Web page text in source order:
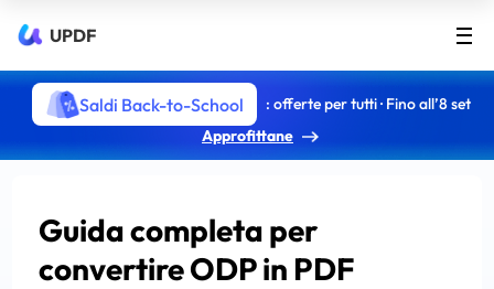
UPDF
Saldi Back-to-School
: offerte per tutti · Fino all’8 set
Approfittane
Guida completa per
convertire ODP in PDF